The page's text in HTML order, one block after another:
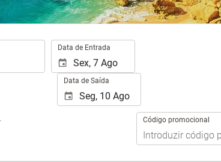
Data de Entrada
Data de Saída
Código promocional